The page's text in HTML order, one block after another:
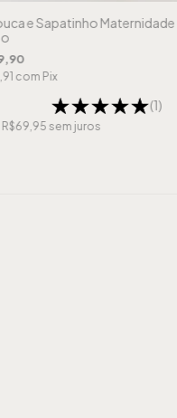
e Sapatinho Maternidade
com Pix
(1)
R$69,95 sem juros